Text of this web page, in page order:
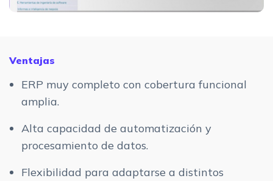
Ventajas
ERP muy completo con cobertura funcional
amplia.
Alta capacidad de automatización y
procesamiento de datos.
Flexibilidad para adaptarse a distintos